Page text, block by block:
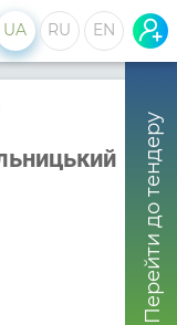
UA RU EN
Перейти до тендеру